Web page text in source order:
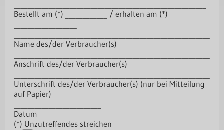
Bestellt am (*) ____________ / erhalten am (*)
Name des/der Verbraucher(s)
Anschrift des/der Verbraucher(s)
Unterschrift des/der Verbraucher(s) (nur bei Mitteilung
auf Papier)
Datum
(*) Unzutreffendes streichen